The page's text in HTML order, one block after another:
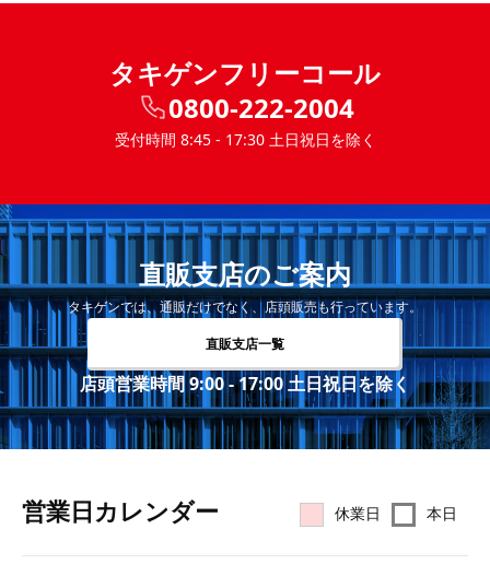
タキゲンフリーコール
0800-222-2004
受付時間 8:45 - 17:30 土日祝日を除く
直販支店のご案内
タキゲンでは、通販だけでなく、店頭販売も行っています。
直販支店一覧
店頭営業時間 9:00 - 17:00 土日祝日を除く
営業⽇カレンダー 休業日 本日